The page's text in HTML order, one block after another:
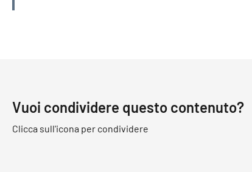
Vuoi condividere questo contenuto?
Clicca sull'icona per condividere